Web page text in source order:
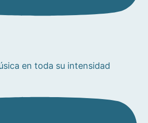
en toda su intensidad